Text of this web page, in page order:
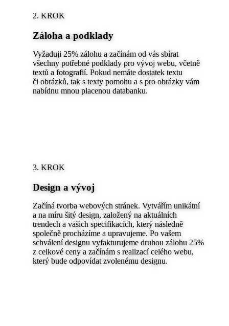
2. KROK
Záloha a podklady
Vyžaduji 25% zálohu a začínám od vás sbírat
všechny potřebné podklady pro vývoj webu, včetně
textů a fotografií. Pokud nemáte dostatek textu
či obrázků, tak s texty pomohu a s pro obrázky vám
nabídnu mnou placenou databanku.
3. KROK
Design a vývoj
Začíná tvorba webových stránek. Vytvářím unikátní
a na míru šitý design, založený na aktuálních
trendech a vašich specifikacích, který následně
společně procházíme a upravujeme. Po vašem
schválení designu vyfakturujeme druhou zálohu 25%
z celkové ceny a začínám s realizací celého webu,
který bude odpovídat zvolenému designu.